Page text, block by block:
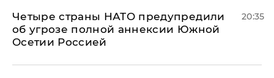
Четыре страны НАТО предупредили
об угрозе полной аннексии Южной
Осетии Россией
20:35